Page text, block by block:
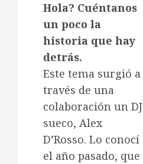
Hola? Cuéntanos
un poco la
historia que hay
detrás.
Este tema surgió a
través de una
colaboración un DJ
sueco, Alex
D’Rosso. Lo conocí
el año pasado, que